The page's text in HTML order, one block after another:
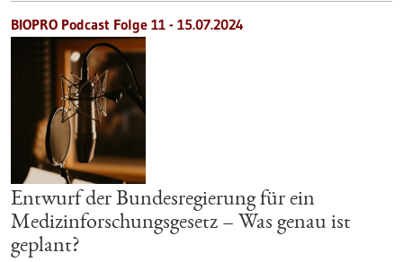
BIOPRO Podcast Folge 11 - 15.07.2024
Entwurf der Bundesregierung für ein
Medizinforschungsgesetz – Was genau ist
geplant?